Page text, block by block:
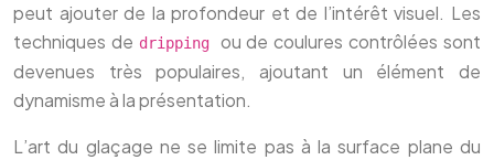
peut ajouter de la profondeur et de l’intérêt visuel. Les
techniques de dripping ou de coulures contrôlées sont
devenues très populaires, ajoutant un élément de
dynamisme à la présentation.
L’art du glaçage ne se limite pas à la surface plane du